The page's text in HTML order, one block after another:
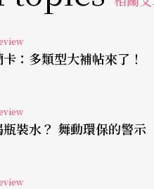
不但使音準操控大幅提
屬指環，沿著琴鍵前方
轉換。由於可以輕易滑
、奧乃格（A. Honegger
九五○年代的恐怖科幻電
說「愛」
：多類型大補帖來了！
舞動環保的警示